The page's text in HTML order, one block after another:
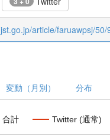
article/faruawpsj/
変動（月別） 分布
合計 Twitter (通常)